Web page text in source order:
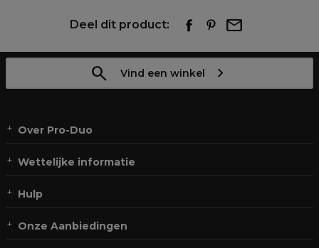
Deel dit product:
Vind een winkel
Over Pro-Duo
Wettelijke informatie
Hulp
Onze Aanbiedingen